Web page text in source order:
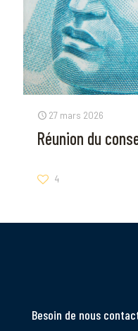
27 mars 2026
Réunion du
4
Besoin de nous